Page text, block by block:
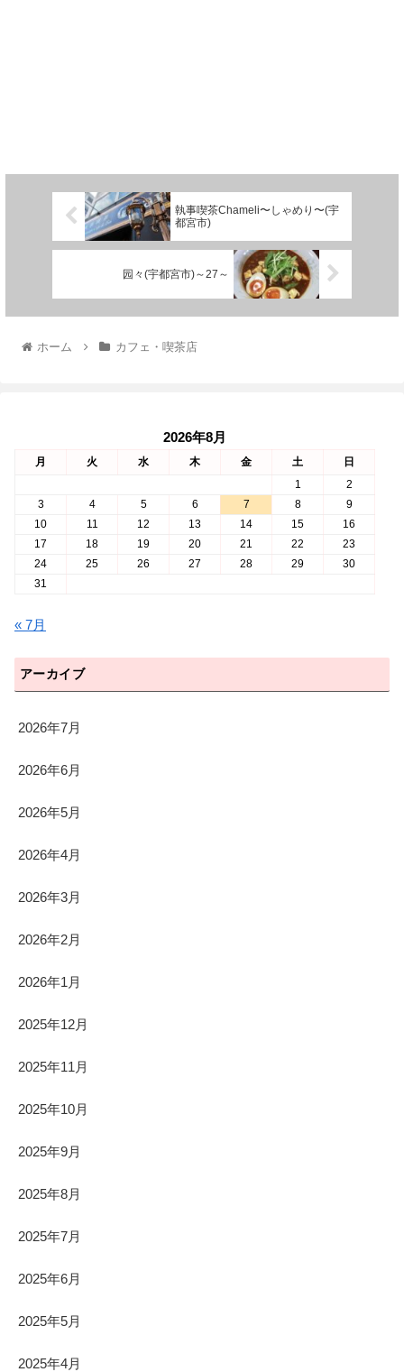
執事喫茶Chameli〜しゃめり〜(宇
都宮市)
园々(宇都宮市)～27～
ホーム カフェ・喫茶店
2026年8月
月 火 水 木 金 土
日
1
2
3
4 5 6 7 8
9
10
11 12 13 14 15
16
17
18 19 20 21 22
23
24
25 26 27 28 29
30
31
« 7月
アーカイブ
2026年7月
2026年6月
2026年5月
2026年4月
2026年3月
2026年2月
2026年1月
2025年12月
2025年11月
2025年10月
2025年9月
2025年8月
2025年7月
2025年6月
2025年5月
2025年4月